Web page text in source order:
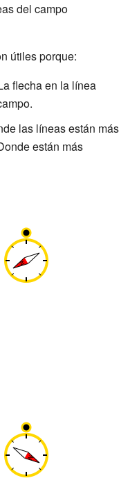
del campo
útiles porque:
flecha en la línea
las líneas están más
están más